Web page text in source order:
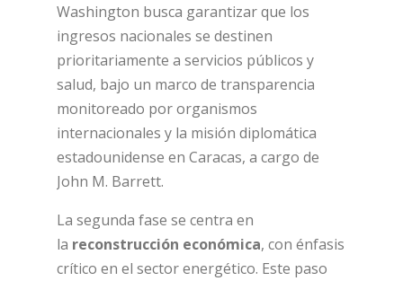
Washington busca garantizar que los
ingresos nacionales se destinen
prioritariamente a servicios públicos y
salud, bajo un marco de transparencia
monitoreado por organismos
internacionales y la misión diplomática
estadounidense en Caracas, a cargo de
John M. Barrett.
La segunda fase se centra en
la reconstrucción económica, con énfasis
crítico en el sector energético. Este paso